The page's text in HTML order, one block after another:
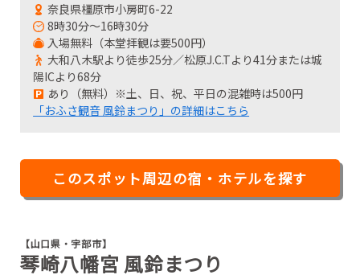
奈良県橿原市小房町6-22
8時30分～16時30分
入場無料（本堂拝観は要500円）
大和八木駅より徒歩25分／松原J.C.Tより41分または城
陽ICより68分
あり（無料）※土、日、祝、平日の混雑時は500円
「おふさ観音 風鈴まつり」の詳細はこちら
このスポット周辺の宿・ホテルを探す
【山口県・宇部市】
琴崎八幡宮 風鈴まつり